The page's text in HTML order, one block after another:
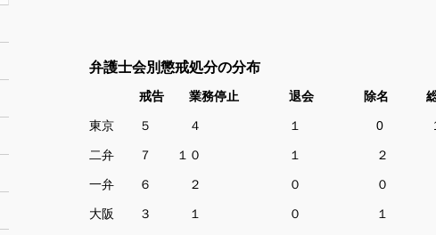
弁護士会別懲戒処分の分布
戒告 業務停止 退会 除名 総
東京 ５ ４ １ 0
二弁 ７ １０ １ ２
一弁 ６ ２ ０ ０
大阪 ３ １ ０ １